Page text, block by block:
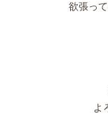
欲張っ
よ